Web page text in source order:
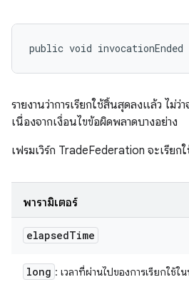
public void invocationEnded
รายงานว่าการเรียกใช้สิ้นสุดลงแล้ว ไม่ว่
เนื่องจากเงื่อนไขข้อผิดพลาดบางอย่าง
เฟรมเวิร์ก TradeFederation จะเรียก
พารามิเตอร์
elapsedTime
long : เวลาที่ผ่านไปของการเรียกใช้